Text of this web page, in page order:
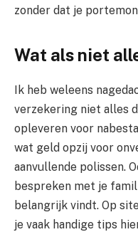
zonder dat je
Wat als niet
Ik heb weleens
verzekering niet alles
opleveren voor
wat geld opzij voor
aanvullende polissen.
bespreken met je
belangrijk vindt. Op
je vaak handige tips